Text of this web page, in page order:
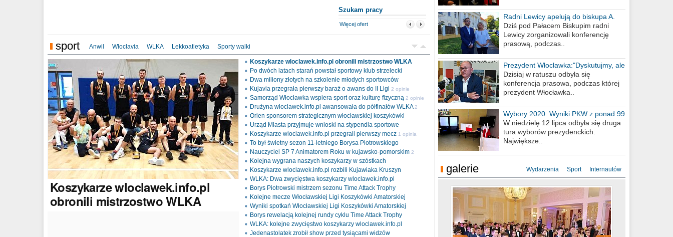
Szukam pracy
Więcej ofert
sport Anwil Włocłavia WLKA Lekkoatletyka Sporty walki
Koszykarzewloclawek.info.pl
obronili mistrzostwo WLKA
Koszykarze wloclawek.info.pl obronili mistrzostwo WLKA
Po dwóch latach starań powstał sportowy klub strzelecki
Dwa miliony złotych na szkolenie młodych sportowców
Kujavia przegrała pierwszy baraż o awans do II Ligi 2 opinie
Samorząd Włocławka wspiera sport oraz kulturę fizyczną 2 opinie
Drużyna wloclawek.info.pl awansowała do półfinałów WLKA 2
opinie
Orlen sponsorem strategicznym włocławskiej koszykówki
Urząd Miasta przyjmuje wnioski na stypendia sportowe
Koszykarze wloclawek.info.pl przegrali pierwszy mecz 1 opinia
To był świetny sezon 11-letniego Borysa Piotrowskiego
Nauczyciel SP 7 Animatorem Roku w kujawsko-pomorskim 2
opinie
Kolejna wygrana naszych koszykarzy w szóstkach
Koszykarze wloclawek.info.pl rozbili Kujawiaka Kruszyn
WLKA: Dwa zwycięstwa koszykarzy wloclawek.info.pl
Borys Piotrowski mistrzem sezonu Time Attack Trophy
Kolejne mecze Włocławskiej Ligi Koszykówki Amatorskiej
Wyniki spotkań Włocławskiej Ligi Koszykówki Amatorskiej
Borys rewelacją kolejnej rundy cyklu Time Attack Trophy
WLKA: kolejne zwycięstwo koszykarzy wloclawek.info.pl
Jedenastolatek zrobił show przed tysiącami widzów
Radni Lewicy apelują do biskupa A.
Wiesława Meringa
Dziś pod Pałacem Biskupim radni
Lewicy zorganizowali konferencję
prasową, podczas..
Prezydent Włocławka:"Dyskutujmy, ale
nie obrażajmy się”
Dzisiaj w ratuszu odbyła się
konferencja prasowa, podczas której
prezydent Włocławka..
Wybory 2020. Wyniki PKW z ponad 99
procent obwodów
W niedzielę 12 lipca odbyła się druga
tura wyborów prezydenckich.
Największe..
galerie Wydarzenia Sport Internautów
Studniówka Kopernik 2019.01.11
Studniówka LMK 2019.01.05
Studniówka ZS Ekonomicznych
2019.01.05